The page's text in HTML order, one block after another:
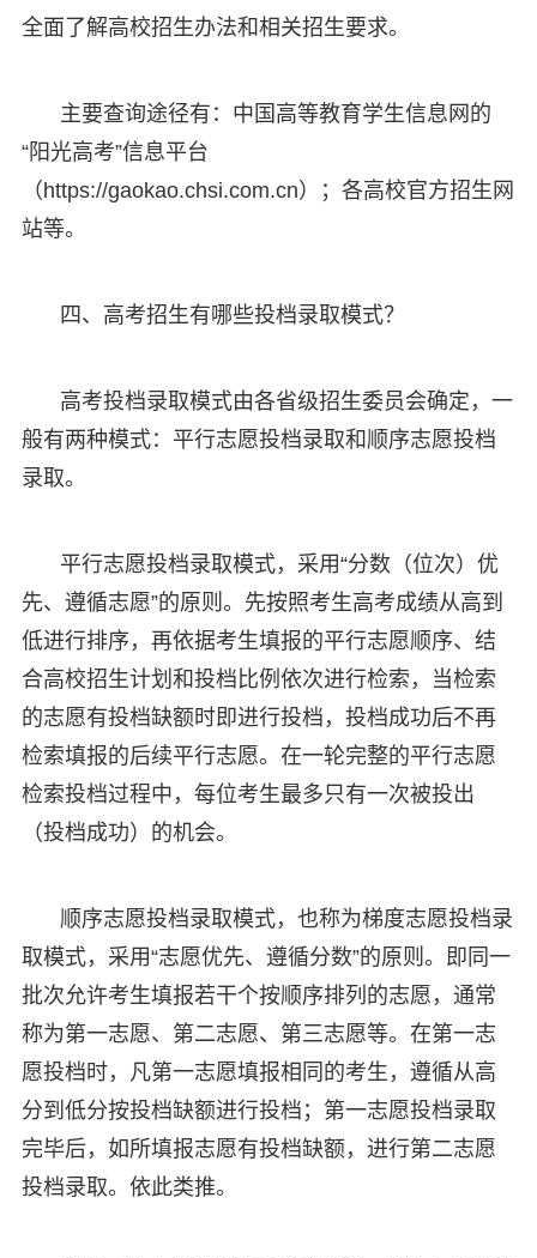
全面了解高校招生办法和相关招生要求。
主要查询途径有：中国高等教育学生信息网的
“阳光高考”信息平台
（https://gaokao.chsi.com.cn）；各高校官方招生网
站等。
四、高考招生有哪些投档录取模式？
高考投档录取模式由各省级招生委员会确定，一
般有两种模式：平行志愿投档录取和顺序志愿投档
录取。
平行志愿投档录取模式，采用“分数（位次）优
先、遵循志愿”的原则。先按照考生高考成绩从高到
低进行排序，再依据考生填报的平行志愿顺序、结
合高校招生计划和投档比例依次进行检索，当检索
的志愿有投档缺额时即进行投档，投档成功后不再
检索填报的后续平行志愿。在一轮完整的平行志愿
检索投档过程中，每位考生最多只有一次被投出
（投档成功）的机会。
顺序志愿投档录取模式，也称为梯度志愿投档录
取模式，采用“志愿优先、遵循分数”的原则。即同一
批次允许考生填报若干个按顺序排列的志愿，通常
称为第一志愿、第二志愿、第三志愿等。在第一志
愿投档时，凡第一志愿填报相同的考生，遵循从高
分到低分按投档缺额进行投档；第一志愿投档录取
完毕后，如所填报志愿有投档缺额，进行第二志愿
投档录取。依此类推。